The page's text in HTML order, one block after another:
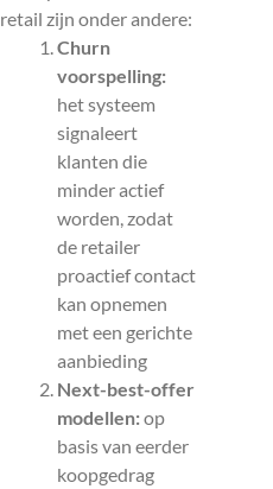
retail zijn onder andere:
Churn
voorspelling:
het systeem
signaleert
klanten die
minder actief
worden, zodat
de retailer
proactief contact
kan opnemen
met een gerichte
aanbieding
Next-best-offer
modellen:op
basis van eerder
koopgedrag